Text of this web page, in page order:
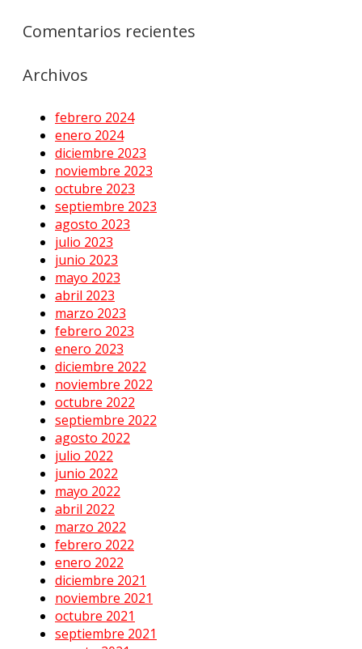
Comentarios recientes
Archivos
febrero 2024
enero 2024
diciembre 2023
noviembre 2023
octubre 2023
septiembre 2023
agosto 2023
julio 2023
junio 2023
mayo 2023
abril 2023
marzo 2023
febrero 2023
enero 2023
diciembre 2022
noviembre 2022
octubre 2022
septiembre 2022
agosto 2022
julio 2022
junio 2022
mayo 2022
abril 2022
marzo 2022
febrero 2022
enero 2022
diciembre 2021
noviembre 2021
octubre 2021
septiembre 2021